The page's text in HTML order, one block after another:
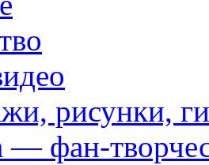
рисунки,
— фан-